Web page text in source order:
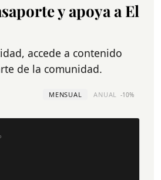
y apoya a El
accede a contenido
de la comunidad.
MENSUAL ANUAL -10%